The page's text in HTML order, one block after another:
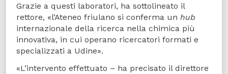
Grazie a questi laboratori, ha sottolineato il
rettore, «l’Ateneo friulano si conferma un hub
internazionale della ricerca nella chimica più
innovativa, in cui operano ricercatori formati e
specializzati a Udine».
«L’intervento effettuato – ha precisato il direttore